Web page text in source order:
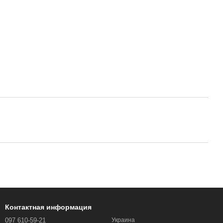
Контактная информация
097 610-59-21 Украина